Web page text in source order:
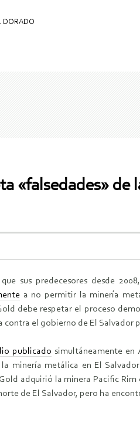
DORADO
«falsedades»
sus predecesores desde
a no permitir la minería
debe respetar el proceso
contra el gobierno de El Salvador
publicado simultáneamente en
la minería metálica en El
adquirió la minera Pacific
de El Salvador, pero ha